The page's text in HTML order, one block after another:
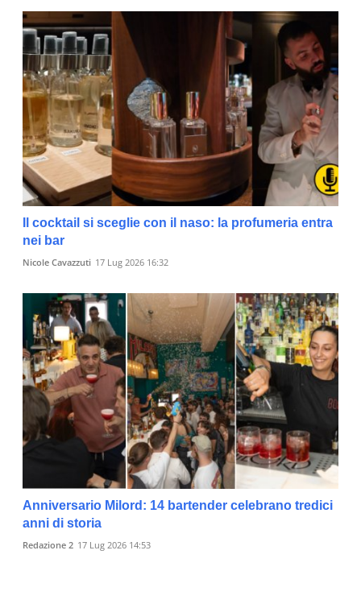
Il cocktail si sceglie con il naso: la profumeria entra
nei bar
Nicole Cavazzuti 17 Lug 2026 16:32
Anniversario Milord: 14 bartender celebrano tredici
anni di storia
Redazione 2 17 Lug 2026 14:53